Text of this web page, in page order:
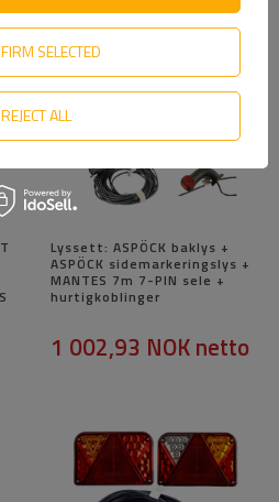
Lyssett: ASPÖCK baklys +
ASPÖCK sidemarkeringslys +
MANTES 7m 7-PIN sele +
hurtigkoblinger
1 002,93 NOKnetto
SELECTED
ALL